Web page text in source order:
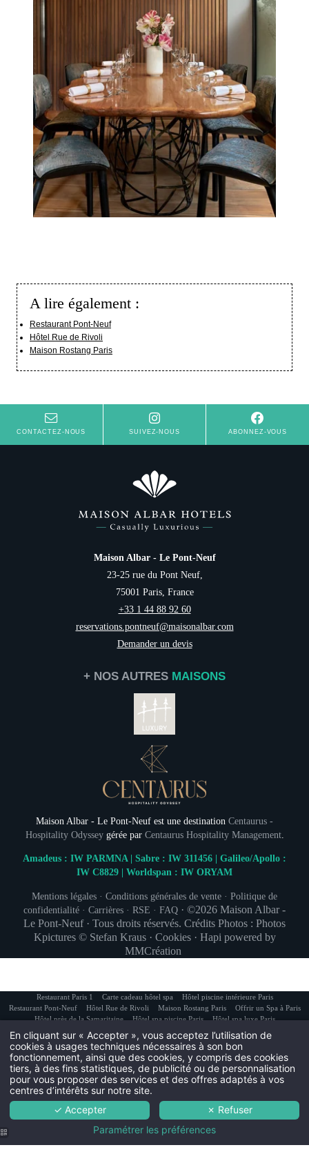
A lire également :
Restaurant Pont-Neuf
Hôtel Rue de Rivoli
Maison Rostang Paris
CONTACTEZ-NOUS SUIVEZ-NOUS ABONNEZ-VOUS
Maison Albar - Le Pont-Neuf
23-25 rue du Pont Neuf,
75001 Paris, France
+33 1 44 88 92 60
reservations.pontneuf@maisonalbar.com
Demander un devis
+ NOS AUTRES MAISONS
Maison Albar - Le Pont-Neuf est une destination Centaurus -
Hospitality Odysseygérée par Centaurus Hospitality Management.
Amadeus : IW PARMNA | Sabre : IW 311456 | Galileo/Apollo :
IW C8829 | Worldspan : IW ORYAM
Mentions légales · Conditions générales de vente · Politique de
confidentialité · Carrières · RSE · FAQ · ©2026 Maison Albar -
Le Pont-Neuf · Tous droits réservés. Crédits Photos : Photos
Kpictures © Stefan Kraus · Cookies· Hapipowered by
MMCréation
Restaurant Paris 1 Carte cadeau hôtel spa
Hôtel piscine intérieure Paris
Restaurant Pont-Neuf
Hôtel Rue de Rivoli Maison Rostang Paris
Offrir un Spa à Paris
Hôtel près de la Samaritaine
Hôtel spa piscine Paris Hôtel spa luxe Paris
INSCRIPTION À
En cliquant sur « Accepter », vous acceptez l’utilisation de
cookies à usages techniques nécessaires à son bon
fonctionnement, ainsi que des cookies, y compris des cookies
tiers, à des fins statistiques, de publicité ou de personnalisation
pour vous proposer des services et des offres adaptés à vos
centres d’intérêts sur notre site.
✓ Accepter
✗ Refuser
Paramétrer les préférences